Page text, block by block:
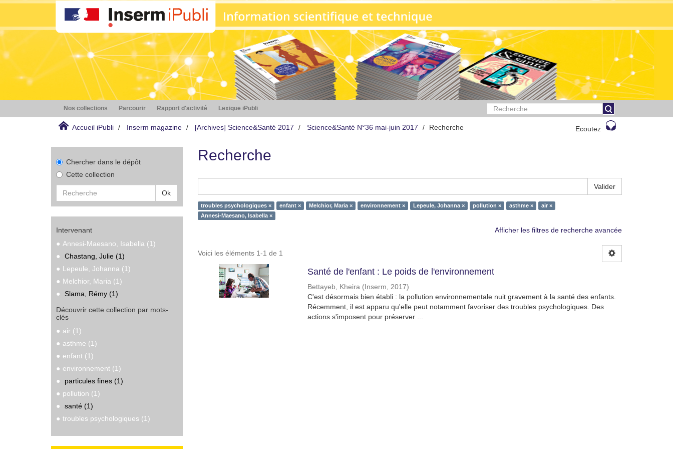
Nos collections Parcourir Rapport d'activité Lexique iPubli
Accueil iPubli Inserm magazine [Archives] Science&Santé 2017 Science&Santé N°36 mai-juin 2017 Recherche Ecoutez
Chercher dans le dépôt
Cette collection
Ok
Intervenant
Annesi-Maesano, Isabella (1)
Chastang, Julie (1)
Lepeule, Johanna (1)
Melchior, Maria (1)
Slama, Rémy (1)
Découvrir cette collection par mots-
clés
air (1)
asthme (1)
enfant (1)
environnement (1)
particules fines (1)
pollution (1)
santé (1)
troubles psychologiques (1)
Recherche
Valider
troubles psychologiques × enfant × Melchior, Maria × environnement × Lepeule, Johanna × pollution × asthme ×
air ×
Annesi-Maesano, Isabella ×
Afficher les filtres de recherche avancée
Voici les éléments 1-1 de 1
Santé de l'enfant : Le poids de l'environnement
Bettayeb, Kheira (Inserm, 2017)
C'est désormais bien établi : la pollution environnementale nuit gravement à la santé des enfants.
Récemment, il est apparu qu'elle peut notamment favoriser des troubles psychologiques. Des
actions s'imposent pour préserver ...